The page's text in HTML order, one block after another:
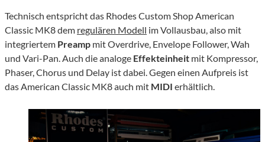
Technisch entspricht das Rhodes Custom Shop American
Classic MK8 dem regulären Modell im Vollausbau, also mit
integriertem Preamp mit Overdrive, Envelope Follower, Wah
und Vari-Pan. Auch die analoge Effekteinheit mit Kompressor,
Phaser, Chorus und Delay ist dabei. Gegen einen Aufpreis ist
das American Classic MK8 auch mit MIDI erhältlich.